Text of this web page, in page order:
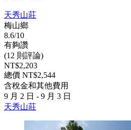
天秀山莊
梅山鄉
8.6/10
有夠讚
(12 則評論)
NT$2,203
總價 NT$2,544
含稅金和其他費用
9 月 2 日 - 9 月 3 日
天秀山莊